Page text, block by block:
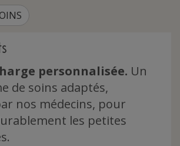
personnalisée. Un
de soins adaptés,
nos médecins, pour
les petites